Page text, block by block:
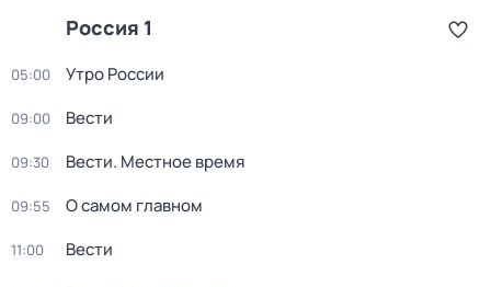
Россия 1
05:00 Утро России
09:00 Вести
09:30 Вести. Местное время
09:55 О самом главном
11:00 Вести